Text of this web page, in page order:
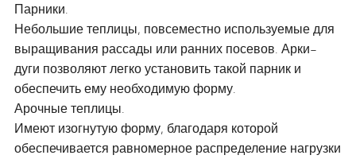
Парники.
Небольшие теплицы, повсеместно используемые для
выращивания рассады или ранних посевов. Арки-
дуги позволяют легко установить такой парник и
обеспечить ему необходимую форму.
Арочные теплицы.
Имеют изогнутую форму, благодаря которой
обеспечивается равномерное распределение нагрузки